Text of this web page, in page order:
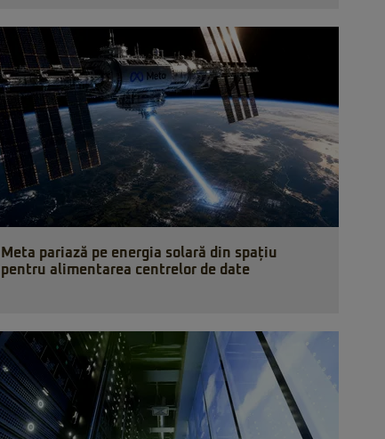
Meta pariază pe energia solară din spațiu
pentru alimentarea centrelor de date